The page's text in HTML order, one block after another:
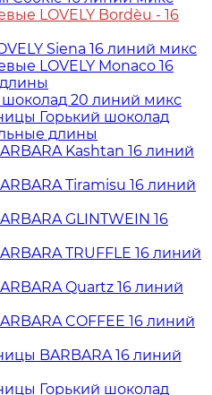
LOVELY Bordèu - 16
Siena 16 линий микс
LOVELY Monaco 16
20 линий микс
Горький шоколад
длины
Kashtan 16 линий
Tiramisu 16 линий
GLINTWEIN 16
TRUFFLE 16 линий
Quartz 16 линий
COFFEE 16 линий
BARBARA 16 линий
Горький шоколад